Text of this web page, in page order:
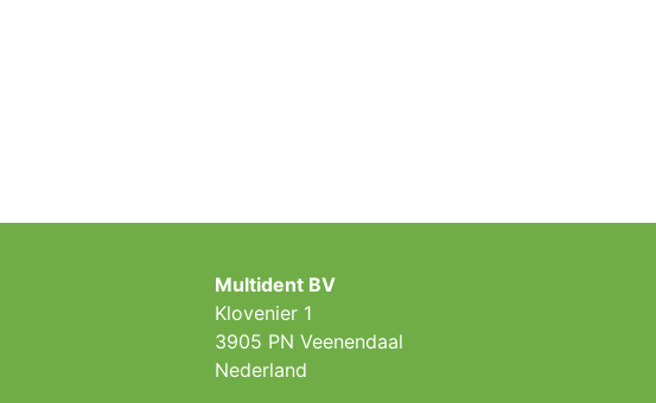
Multident BV
Klovenier 1
3905 PN Veenendaal
Nederland ​